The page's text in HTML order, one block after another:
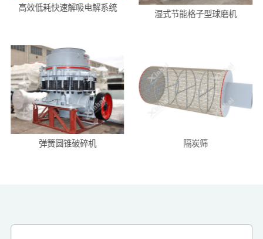
高效低耗快速解吸电解系统
湿式节能格子型球磨机
弹簧圆锥破碎机 隔炭筛